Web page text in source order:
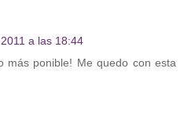
a las 18:44
más ponible! Me quedo con esta